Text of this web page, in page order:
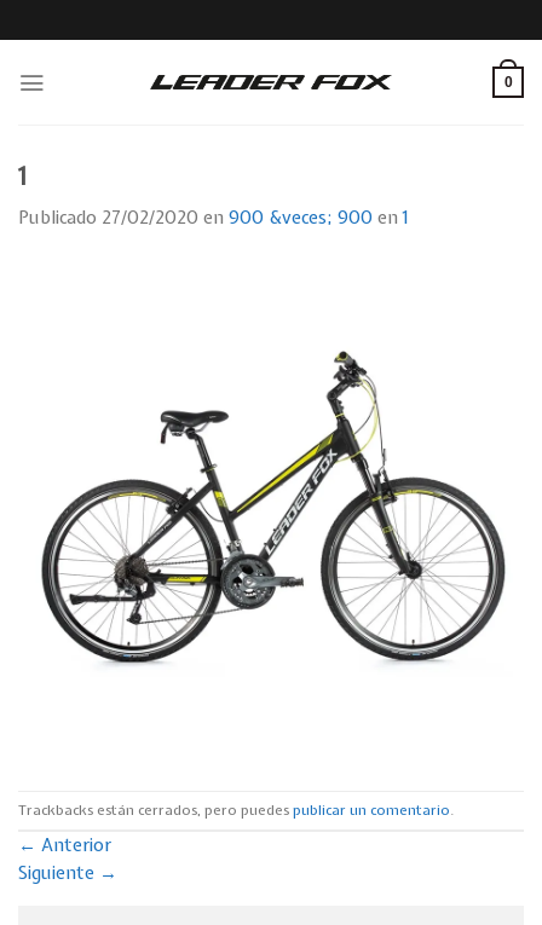
to
0
1
Publicado 27/02/2020 en 900 &veces; 900 en1
Trackbacks están cerrados, pero puedespublicar un comentario.
← Anterior
Siguiente →